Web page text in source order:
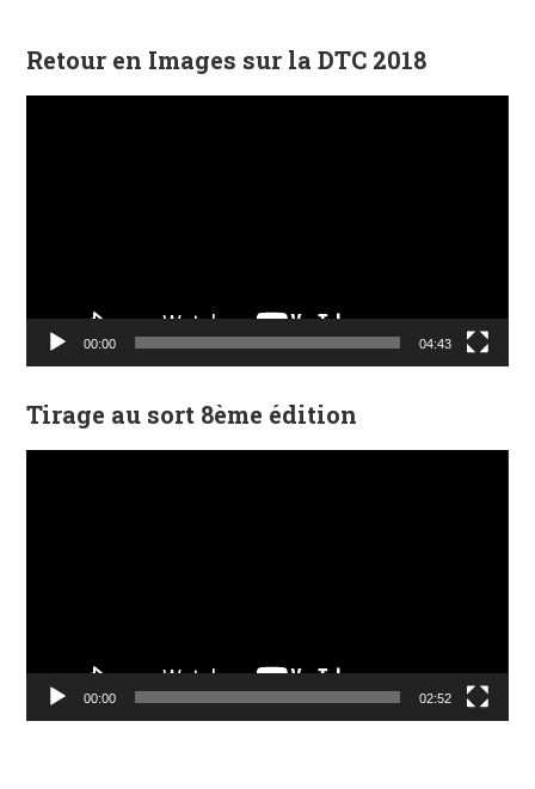
Retour en Images sur la DTC 2018
00:00 04:43
Tirage au sort 8ème édition
00:00 02:52